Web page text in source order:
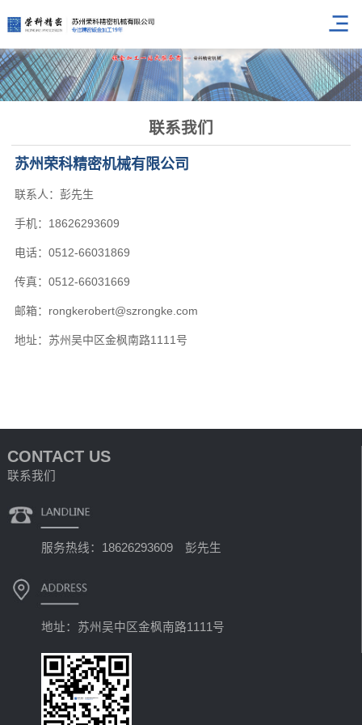
联系我们
苏州荣科精密机械有限公司
联系人：彭先生
手机：18626293609
电话：0512-66031869
传真：0512-66031669
邮箱：rongkerobert@szrongke.com
地址：苏州吴中区金枫南路1111号
CONTACT US
联系我们
服务热线：18626293609 彭先生
地址：苏州吴中区金枫南路1111号